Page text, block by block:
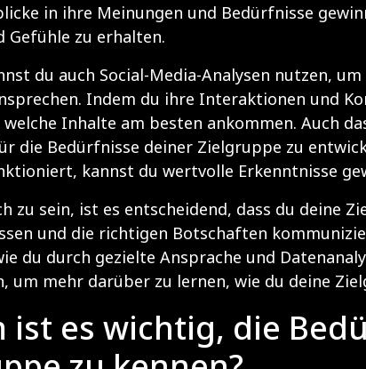
in ihre Meinungen und Bedürfnisse
Gefühle zu erhalten.
du auch Social-Media-Analysen nutzen,
Indem du ihre Interaktionen und
welche Inhalte am besten ankommen. Auch
die Bedürfnisse deiner Zielgruppe zu
kannst du wertvolle Erkenntnisse
zu sein, ist es entscheidend, dass du deine
und die richtigen Botschaften
du durch gezielte Ansprache und
um mehr darüber zu lernen, wie du deine
ist es wichtig, die